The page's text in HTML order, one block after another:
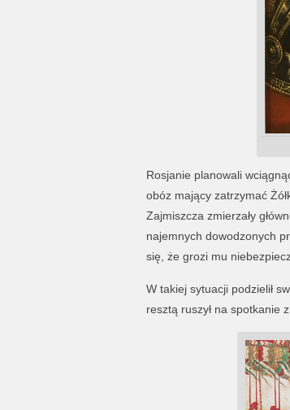
Rosjanie planowali
obóz mający zatrzymać
Zajmiszcza zmierzały
najemnych dowodzonych
się, że grozi mu
W takiej sytuacji podzielił
resztą ruszył na spotkanie